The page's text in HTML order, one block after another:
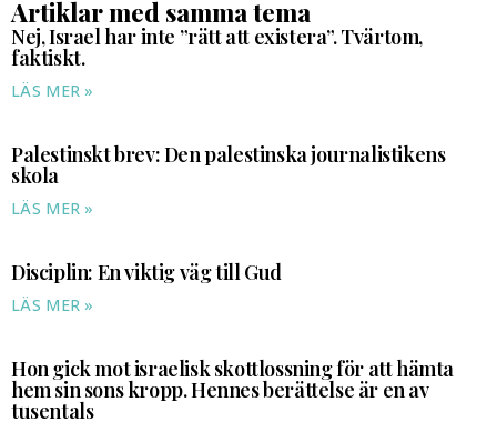
Artiklar med samma tema
Nej, Israel har inte ”rätt att existera”. Tvärtom,
faktiskt.
LÄS MER »
Palestinskt brev: Den palestinska journalistikens
skola
LÄS MER »
Disciplin: En viktig väg till Gud
LÄS MER »
Hon gick mot israelisk skottlossning för att hämta
hem sin sons kropp. Hennes berättelse är en av
tusentals